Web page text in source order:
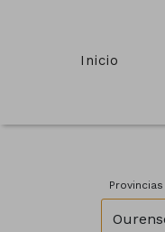
Inicio
Provincias